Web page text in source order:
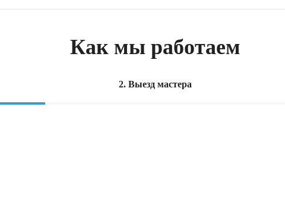
Как мы работаем
2. Выезд мастера